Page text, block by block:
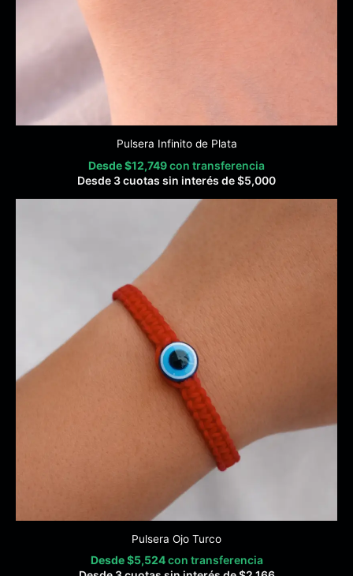
Pulsera Infinito de Plata
Desde$12,749con transferencia
Desde 3 cuotas sin interés de$5,000
Pulsera Ojo Turco
Desde$5,524 con transferencia